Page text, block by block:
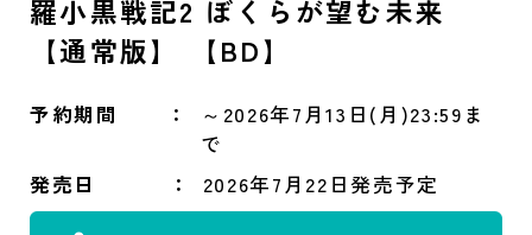
羅小黒戦記2 ぼくらが望む未来
【通常版】 【BD】
予約期間
～2026年7月13日(月)23:59ま
で
発売日
2026年7月22日発売予定